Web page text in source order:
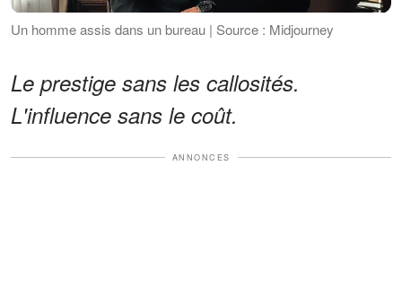
Un homme assis dans un bureau | Source : Midjourney
Le prestige sans les callosités.
L'influence sans le coût.
ANNONCES